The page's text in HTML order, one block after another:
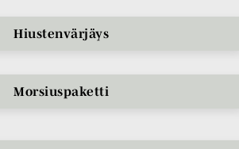
Hiustenvärjäys
Morsiuspaketti